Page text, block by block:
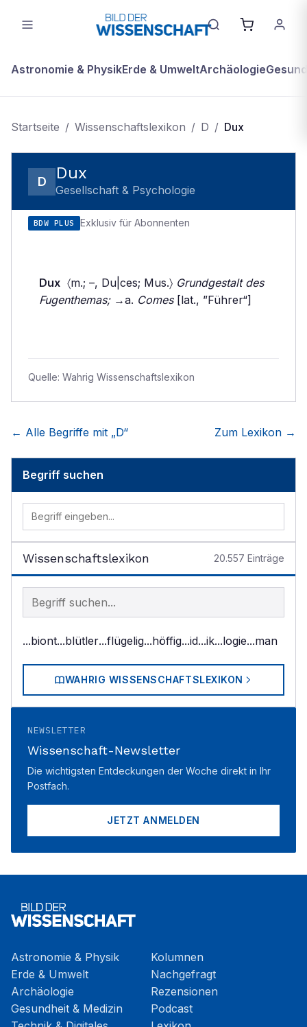
Astronomie & PhysikErde & UmweltArchäologie
Startseite / Wissenschaftslexikon / D / Dux
D Dux
Gesellschaft & Psychologie
BDW PLUS Exklusiv für Abonnenten
Dux 〈m.; –, Du|ces; Mus.〉 Grundgestalt des
Fugenthemas;→a. Comes[lat., ”Führer“]
Quelle: Wahrig Wissenschaftslexikon
← Alle Begriffe mit „D“ Zum Lexikon →
Begriff suchen
Wissenschaftslexikon 20.557 Einträge
Begriff im Lexikon suchen
...biont...blütler...flügelig...höffig...id...ik...logie...man
WAHRIG WISSENSCHAFTSLEXIKON
NEWSLETTER
Wissenschaft-Newsletter
Die wichtigsten Entdeckungen der Woche direkt in Ihr
Postfach.
JETZT ANMELDEN
Astronomie & Physik
Erde & Umwelt
Archäologie
Gesundheit & Medizin
Kolumnen
Nachgefragt
Rezensionen
Podcast